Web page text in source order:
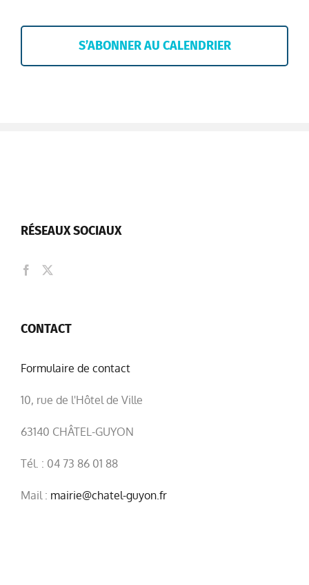
S’ABONNER AU CALENDRIER
RÉSEAUX SOCIAUX
CONTACT
Formulaire de contact
10, rue de l'Hôtel de Ville
63140 CHÂTEL-GUYON
Tél. : 04 73 86 01 88
Mail : mairie@chatel-guyon.fr